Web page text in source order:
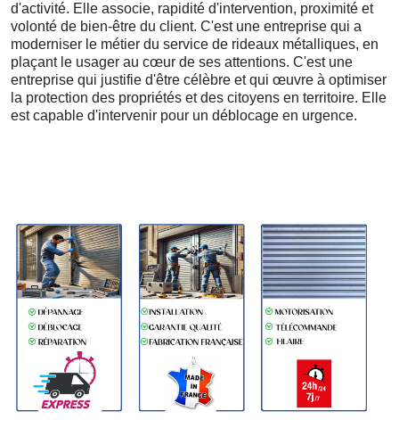
d'activité. Elle associe, rapidité d'intervention, proximité et
volonté de bien-être du client. C'est une entreprise qui a
moderniser le métier du service de rideaux métalliques, en
plaçant le usager au cœur de ses attentions. C'est une
entreprise qui justifie d'être célèbre et qui œuvre à optimiser
la protection des propriétés et des citoyens en territoire. Elle
est capable d'intervenir pour un déblocage en urgence.